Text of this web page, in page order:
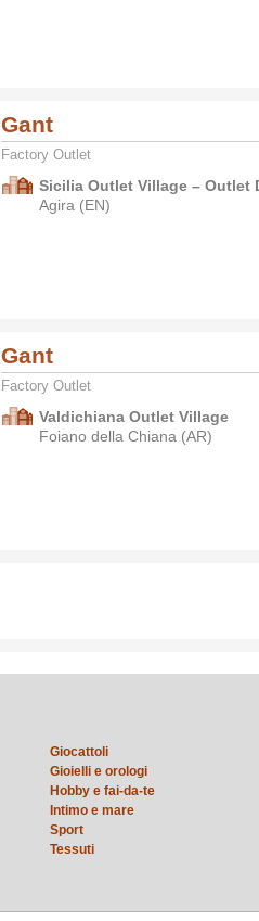
Gant
Factory Outlet
Sicilia Outlet Village – Outlet
Agira (EN)
Gant
Factory Outlet
Valdichiana Outlet Village
Foiano della Chiana (AR)
Giocattoli
Gioielli e orologi
Hobby e fai-da-te
Intimo e mare
Sport
Tessuti